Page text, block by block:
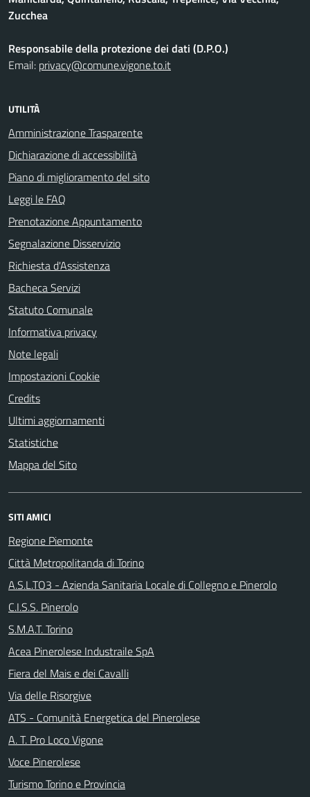
Zucchea
Responsabile della protezione dei dati (D.P.O.)
Email: privacy@comune.vigone.to.it
UTILITÀ
Amministrazione Trasparente
Dichiarazione di accessibilità
Piano di miglioramento del sito
Leggi le FAQ
Prenotazione Appuntamento
Segnalazione Disservizio
Richiesta d'Assistenza
Bacheca Servizi
Statuto Comunale
Informativa privacy
Note legali
Impostazioni Cookie
Credits
Ultimi aggiornamenti
Statistiche
Mappa del Sito
SITI AMICI
Regione Piemonte
Città Metropolitanda di Torino
A.S.L.TO3 - Azienda Sanitaria Locale di Collegno e Pinerolo
C.I.S.S. Pinerolo
S.M.A.T. Torino
Acea Pinerolese Industraile SpA
Fiera del Mais e dei Cavalli
Via delle Risorgive
ATS - Comunità Energetica del Pinerolese
A. T. Pro Loco Vigone
Voce Pinerolese
Turismo Torino e Provincia